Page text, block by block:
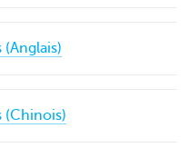
(Anglais)
(Chinois)